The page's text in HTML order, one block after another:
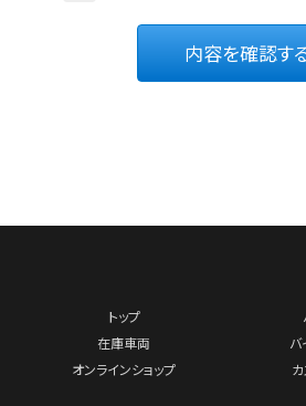
内容を確認す
トップ
在庫車両
オンラインショップ
バ